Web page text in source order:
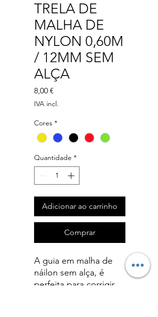
TRELA DE
MALHA DE
NYLON 0,60M
/ 12MM SEM
ALÇA
8,00 €
IVA incl.
Cores *
Quantidade *
Adicionar ao carrinho
Comprar
A guia em malha de
náilon sem alça, é
perfeita para corrigir